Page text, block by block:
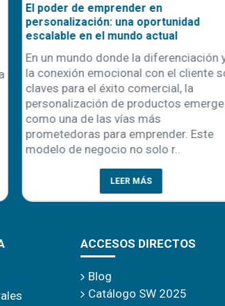
te solucionará los
verano
de la primavera,
la temporada de
Esto representa
clave para
y negocios de
textil. Sin embargo,
la misma duda: ¿qué
mejo..
El poder
escalable
En un
la
claves
como
modelo de
ACCESOS DIRECTOS
Blog
Catálogo SW 2025